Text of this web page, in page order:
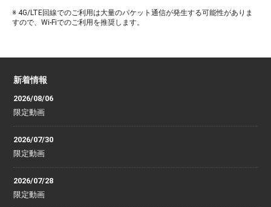
※ 4G/LTE回線でのご利用は大量のパケット通信が発生する可能性がありま
すので、Wi-Fiでのご利用を推奨します。
新着情報
2026/08/06
限定動画
2026/07/30
限定動画
2026/07/28
限定動画